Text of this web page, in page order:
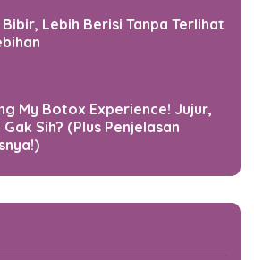
Lebih Berisi Tanpa Terlihat
My Botox Experience! Jujur,
Sih? (Plus Penjelasan